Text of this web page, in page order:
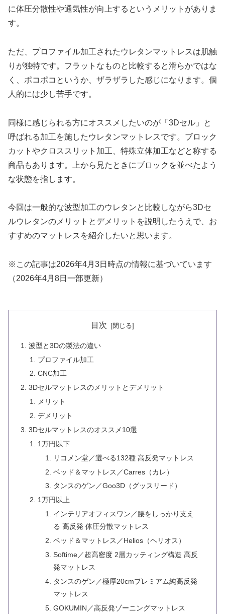
に体圧分散性や通気性が向上するというメリットがありま
す。
ただ、プロファイル加工されたウレタンマットレスは肌触
りが独特です。フラットなものと比較すると滑らかではな
く、ポコポコというか、ザラザラした感じになります。個
人的には少し苦手です。
同様に感じられる方にオススメしたいのが「3Dセル」と
呼ばれる加工を施したウレタンマットレスです。ブロック
カットやクロススリット加工、特殊立体加工などと称する
商品もあります。上から見たときにブロックを並べたよう
な状態を指します。
今回は一般的な波型加工のウレタンと比較しながら3Dセ
ルウレタンのメリットとデメリットを説明したうえで、お
すすめのマットレスを紹介したいと思います。
※この記事は2026年4月3日時点の情報に基づいています
（2026年4月8日一部更新）
目次
波型と3Dの製法の違い
プロファイル加工
CNC加工
3Dセルマットレスのメリットとデメリット
メリット
デメリット
3Dセルマットレスのオススメ10選
1万円以下
リコメン堂／選べる132種 高反発マットレス
ベッド＆マットレス／Carres（カレ）
タンスのゲン／Goo3D（グッスリード）
1万円以上
インテリアオフィスワン／腰をしっかり支え
る 高反発 体圧分散マットレス
ベッド＆マットレス／Helios（ヘリオス）
Softime／超高密度 2層カッティング構造 高反
発マットレス
タンスのゲン／極厚20cmプレミアム純高反発
マットレス
GOKUMIN／高反発ゾーニングマットレス